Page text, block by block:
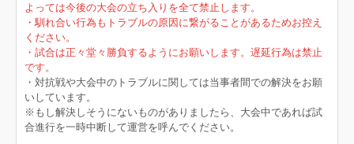
よっては今後の大会の立ち入りを全て禁止します。
・馴れ合い行為もトラブルの原因に繋がることがあるためお控え
ください。
・試合は正々堂々勝負するようにお願いします。遅延行為は禁止
です。
・対抗戦や大会中のトラブルに関しては当事者間での解決をお願
いしています。
※もし解決しそうにないものがありましたら、大会中であれば試
合進行を一時中断して運営を呼んでください。